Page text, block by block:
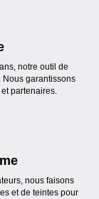
notre outil de
Nous garantissons
partenaires.
nous faisons
et de teintes pour